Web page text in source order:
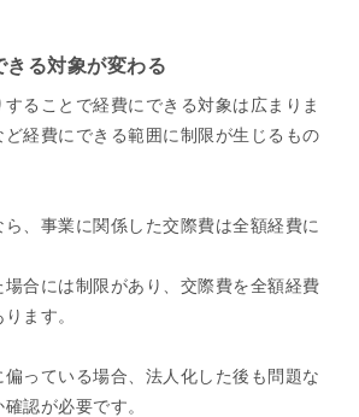
る対象が変わる
ることで経費にできる対象は広まりま
経費にできる範囲に制限が生じるもの
、事業に関係した交際費は全額経費に
場合には制限があり、交際費を全額経費
ます。
っている場合、法人化した後も問題な
認が必要です。